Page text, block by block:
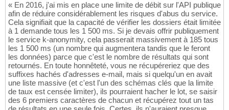
« En 2016, j'ai mis en place une limite de débit sur l'API publique
afin de réduire considérablement les risques d'abus du service.
Cela signifiait que la capacité de vérifier les dossiers était limitée
à 1 demande tous les 1 500 ms. Si je devais offrir publiquement
le service k-anonymity, cela passerait massivement à 185 tous
les 1 500 ms (un nombre qui augmentera tandis que le feront
les données) parce que c'est le nombre de résultats qui sont
retournés. En toute honnêteté, vous ne récupéreriez que des
suffixes hachés d'adresses e-mail, mais si quelqu'un en avait
une liste massive (et c'est l'un des schémas clés que la limite
de taux est censée limiter), ils pourraient hacher le lot, se saisir
des 6 premiers caractères de chacun et récupérez tout un tas